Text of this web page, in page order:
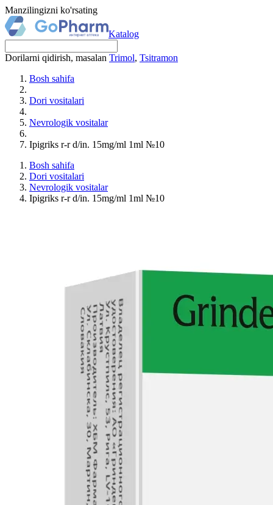
Manzilingizni ko'rsating
Katalog
Dorilarni qidirish, masalan Trimol, Tsitramon
Bosh sahifa
Dori vositalari
Nevrologik vositalar
Ipigriks r-r d/in. 15mg/ml 1ml №10
Bosh sahifa
Dori vositalari
Nevrologik vositalar
Ipigriks r-r d/in. 15mg/ml 1ml №10